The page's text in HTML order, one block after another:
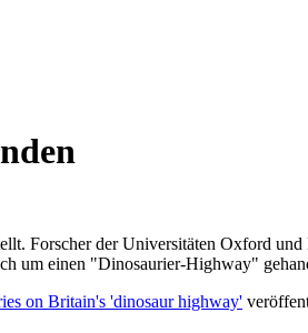
Forscher der Universitäten Oxford
um einen "Dinosaurier-Highway"
on Britain's 'dinosaur highway'